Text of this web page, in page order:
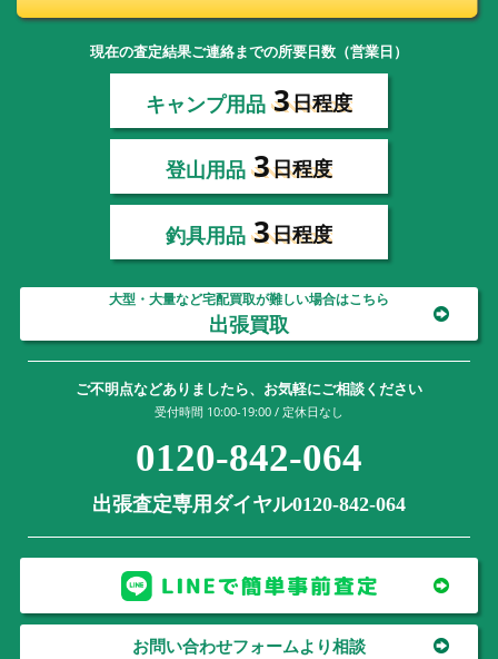
現在の査定結果ご連絡までの所要日数（営業日）
キャンプ用品 3日程度
登山用品 3日程度
釣具用品 3日程度
大型・大量など宅配買取が難しい場合はこちら
出張買取
ご不明点などありましたら、お気軽にご相談ください
受付時間 10:00-19:00 / 定休日なし
0120-842-064
出張査定専用ダイヤル0120-842-064
お問い合わせフォームより相談